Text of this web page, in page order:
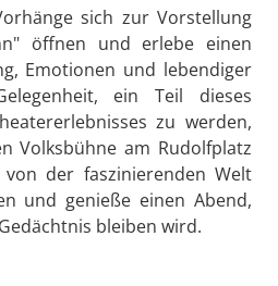
sich zur Vorstellung
öffnen und erlebe einen
Emotionen und lebendiger
ein Teil dieses
zu werden,
Volksbühne am Rudolfplatz
der faszinierenden Welt
und genieße einen Abend,
bleiben wird.